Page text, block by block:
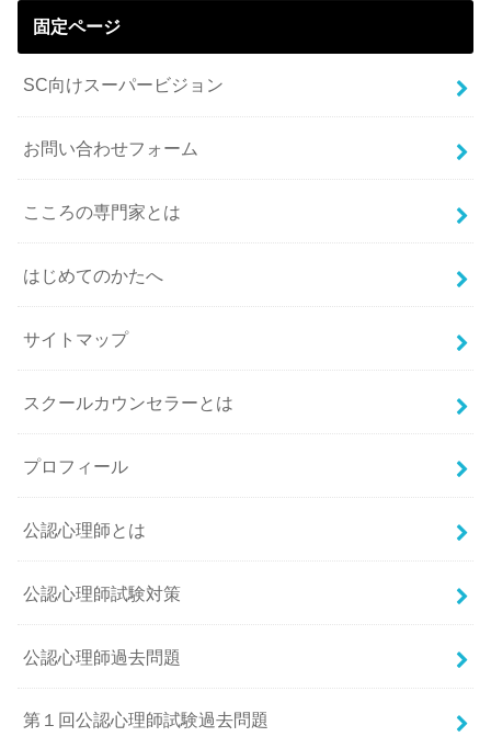
固定ページ
SC向けスーパービジョン
お問い合わせフォーム
こころの専門家とは
はじめてのかたへ
サイトマップ
スクールカウンセラーとは
プロフィール
公認心理師とは
公認心理師試験対策
公認心理師過去問題
第１回公認心理師試験過去問題